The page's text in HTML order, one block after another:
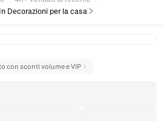
In Decorazioni per la casa
con sconti volume e VIP